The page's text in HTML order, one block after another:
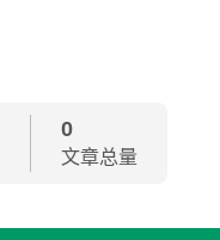
0
文章总量